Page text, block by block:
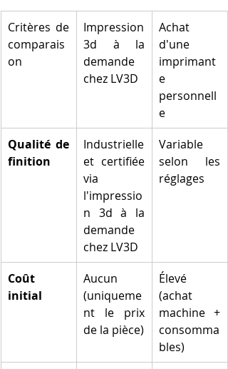
Critères de
comparais
on
Impression
3d à la
demande
chez LV3D
Achat
d'une
imprimant
e
personnell
e
Qualité de
finition
Industrielle
et certifiée
via
l'impressio
n 3d à la
demande
chez LV3D
Variable
selon les
réglages
Coût
initial
Aucun
(uniqueme
nt le prix
de la pièce)
Élevé
(achat
machine +
consomma
bles)